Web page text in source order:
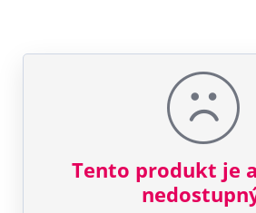
Tento produkt je